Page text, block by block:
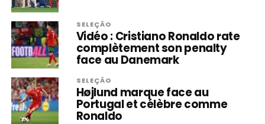
SELEÇÃO
Vidéo : Cristiano Ronaldo rate
complètement son penalty
face au Danemark
SELEÇÃO
Højlund marque face au
Portugal et célèbre comme
Ronaldo